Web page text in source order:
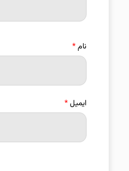
نام*
ایمیل*